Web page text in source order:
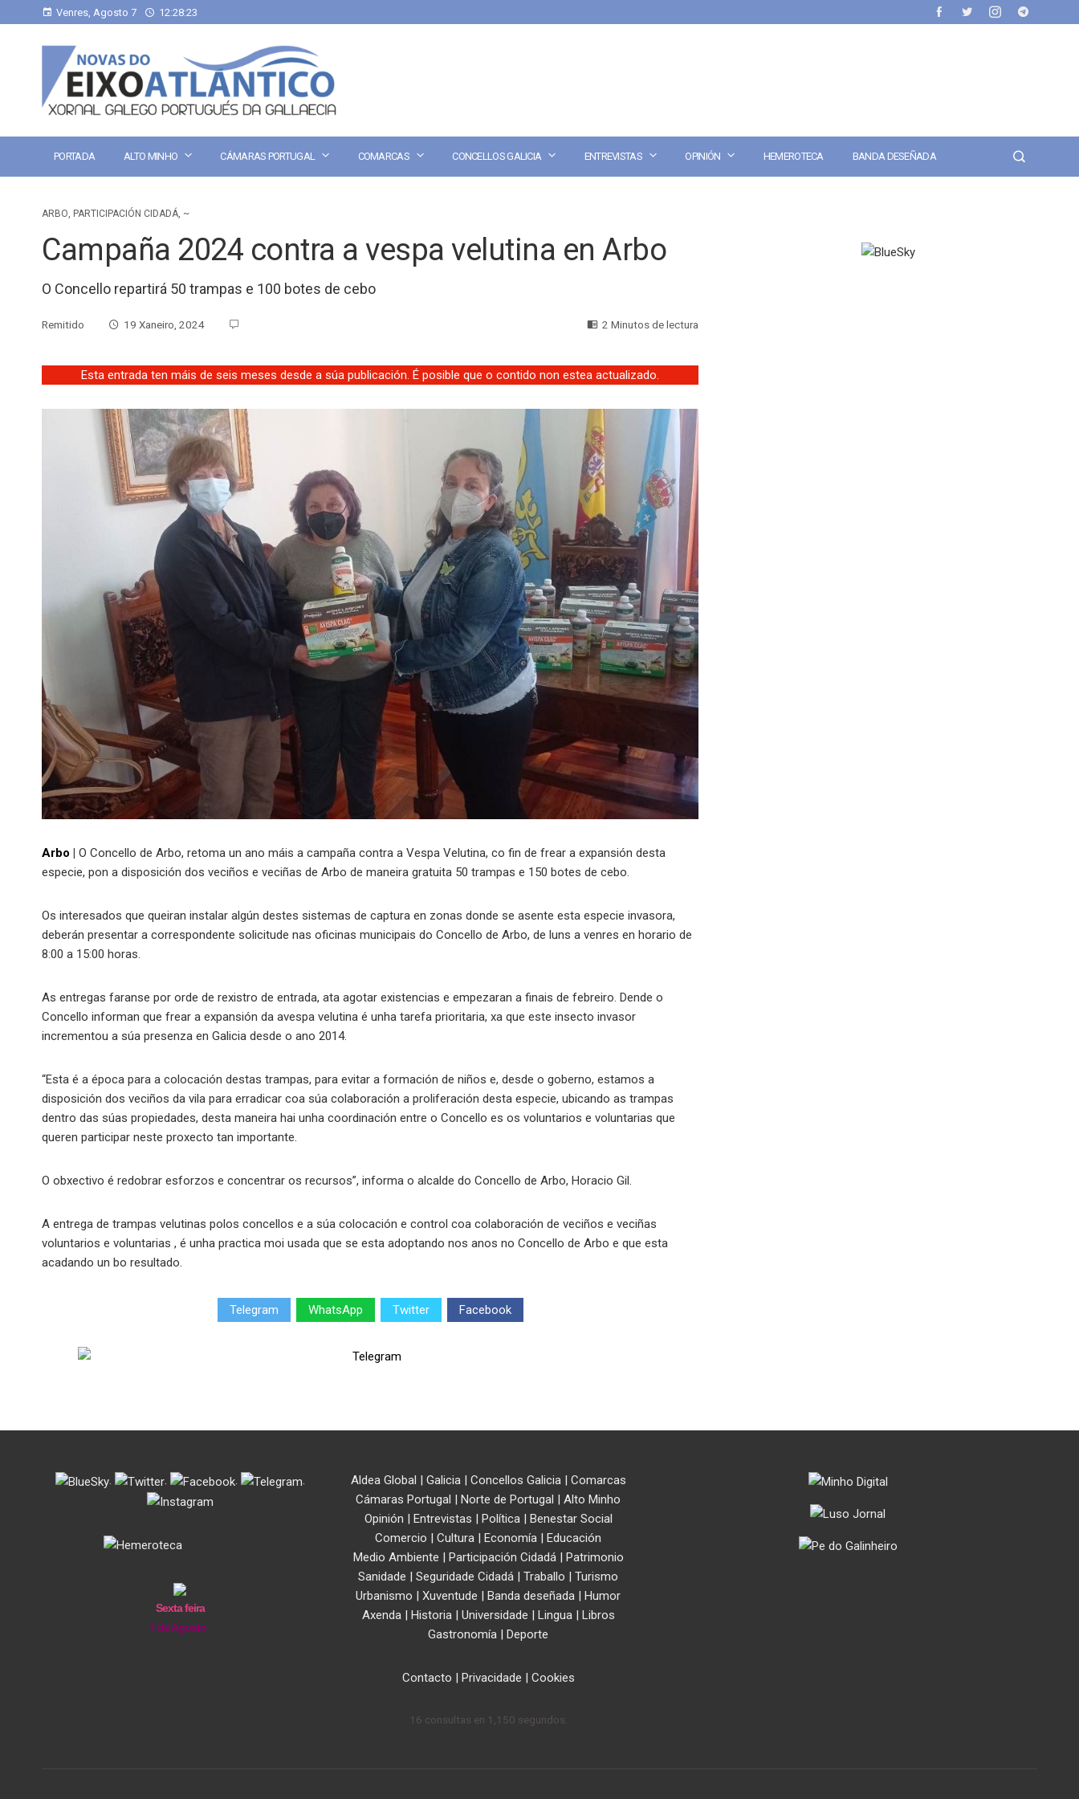
Venres, Agosto 7 12:28:23
PORTADA ALTO MINHO CÁMARAS PORTUGAL COMARCAS CONCELLOS GALICIA ENTREVISTAS OPINIÓN HEMEROTECA BANDA DESEÑADA
ARBO, PARTICIPACIÓN CIDADÁ, ~
Campaña 2024 contra a vespa velutina en Arbo
O Concello repartirá 50 trampas e 100 botes de cebo
Remitido 19 Xaneiro, 2024 2 Minutos de lectura
Esta entrada ten máis de seis meses desde a súa publicación. É posible que o contido non estea actualizado.
Arbo
O Concello de Arbo, retoma un ano máis a campaña contra a Vespa Velutina, co fin de frear a expansión desta
especie, pon a disposición dos veciños e veciñas de Arbo de maneira gratuita 50 trampas e 150 botes de cebo.
Os interesados que queiran instalar algún destes sistemas de captura en zonas donde se asente esta especie invasora,
deberán presentar a correspondente solicitude nas oficinas municipais do Concello de Arbo, de luns a venres en horario de
8:00 a 15:00 horas.
As entregas faranse por orde de rexistro de entrada, ata agotar existencias e empezaran a finais de febreiro. Dende o
Concello informan que frear a expansión da avespa velutina é unha tarefa prioritaria, xa que este insecto invasor
incrementou a súa presenza en Galicia desde o ano 2014.
“Esta é a época para a colocación destas trampas, para evitar a formación de niños e, desde o goberno, estamos a
disposición dos veciños da vila para erradicar coa súa colaboración a proliferación desta especie, ubicando as trampas
dentro das súas propiedades, desta maneira hai unha coordinación entre o Concello es os voluntarios e voluntarias que
queren participar neste proxecto tan importante.
O obxectivo é redobrar esforzos e concentrar os recursos”, informa o alcalde do Concello de Arbo, Horacio Gil.
A entrega de trampas velutinas polos concellos e a súa colocación e control coa colaboración de veciños e veciñas
voluntarios e voluntarias , é unha practica moi usada que se esta adoptando nos anos no Concello de Arbo e que esta
acadando un bo resultado.
Telegram WhatsApp Twitter Facebook
. . . .
Sexta feira
7 de Agosto
Aldea Global Galicia| Concellos Galicia| Comarcas
Cámaras Portugal
Norte de Portugal
Alto Minho
Opinión
Entrevistas Política|
Benestar Social
Comercio
Cultura Economía
Educación
Medio Ambiente
Participación Cidadá|
Patrimonio
Sanidade
Seguridade Cidadá Traballo
Turismo
Urbanismo
Xuventude Banda deseñada
Humor
Axenda| Historia| Universidade Lingua|
Libros
Gastronomía
Deporte
Contacto Privacidade Cookies
16 consultas en 1,150 segundos.